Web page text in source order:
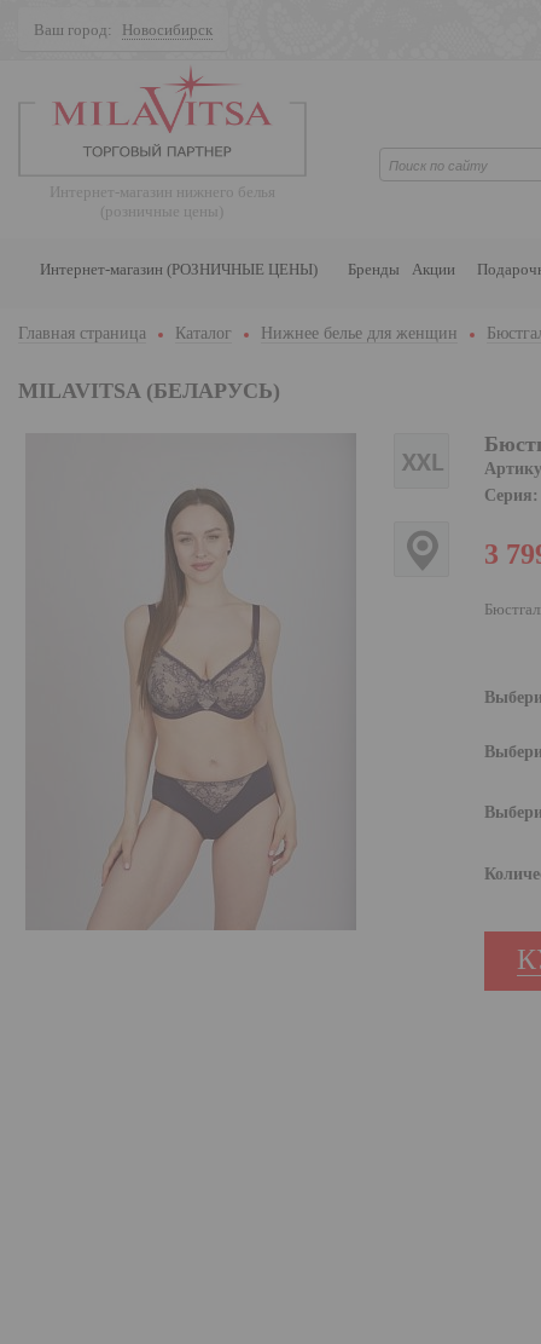
Ваш город: Новосибирск
Интернет-магазин нижнего белья
(розничные цены)
Интернет-магазин (РОЗНИЧНЫЕ ЦЕНЫ) Бренды Акции
Главная страница Каталог Нижнее белье для женщин
MILAVITSA (БЕЛАРУСЬ)
Серия:
3